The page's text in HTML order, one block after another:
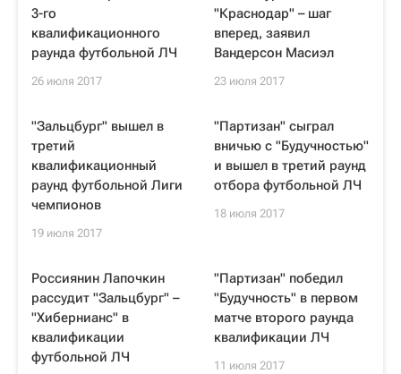
3-го
квалификационного
раунда футбольной ЛЧ
26 июля 2017
"Краснодар" – шаг
вперед, заявил
Вандерсон Масиэл
23 июля 2017
"Зальцбург" вышел в
третий
квалификационный
раунд футбольной Лиги
чемпионов
19 июля 2017
"Партизан" сыграл
вничью с "Будучностью"
и вышел в третий раунд
отбора футбольной ЛЧ
18 июля 2017
Россиянин Лапочкин
рассудит "Зальцбург" –
"Хибернианс" в
квалификации
футбольной ЛЧ
"Партизан" победил
"Будучность" в первом
матче второго раунда
квалификации ЛЧ
11 июля 2017